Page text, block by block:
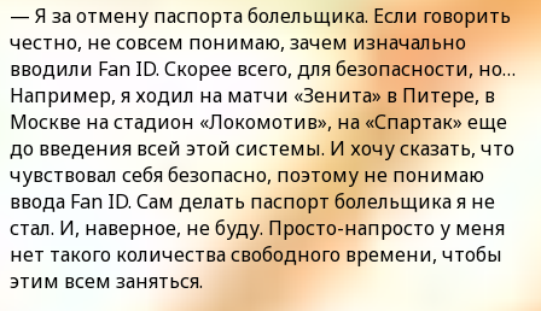
— Я за отмену паспорта болельщика. Если говорить
честно, не совсем понимаю, зачем изначально
вводили Fan ID. Скорее всего, для безопасности, но…
Например, я ходил на матчи «Зенита» в Питере, в
Москве на стадион «Локомотив», на «Спартак» еще
до введения всей этой системы. И хочу сказать, что
чувствовал себя безопасно, поэтому не понимаю
ввода Fan ID. Сам делать паспорт болельщика я не
стал. И, наверное, не буду. Просто-напросто у меня
нет такого количества свободного времени, чтобы
этим всем заняться.